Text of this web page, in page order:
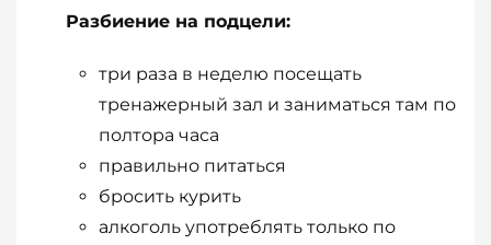
Разбиение на подцели:
три раза в неделю посещать
тренажерный зал и заниматься там по
полтора часа
правильно питаться
бросить курить
алкоголь употреблять только по